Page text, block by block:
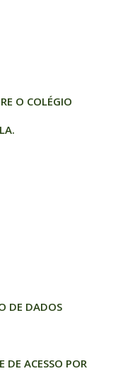
O COLÉGIO
DE DADOS
DE ACESSO POR